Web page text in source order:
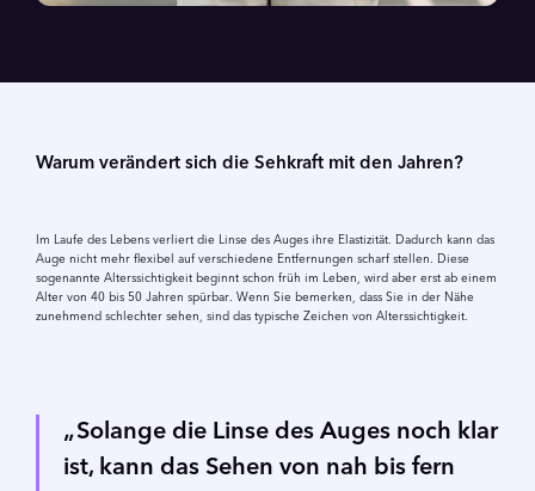
Warum verändert sich die Sehkraft mit den Jahren?
Im Laufe des Lebens verliert die Linse des Auges ihre Elastizität. Dadurch kann das
Auge nicht mehr flexibel auf verschiedene Entfernungen scharf stellen. Diese
sogenannte Alterssichtigkeit beginnt schon früh im Leben, wird aber erst ab einem
Alter von 40 bis 50 Jahren spürbar. Wenn Sie bemerken, dass Sie in der Nähe
zunehmend schlechter sehen, sind das typische Zeichen von Alterssichtigkeit.
Solange die Linse des Auges noch klar
ist, kann das Sehen von nah bis fern